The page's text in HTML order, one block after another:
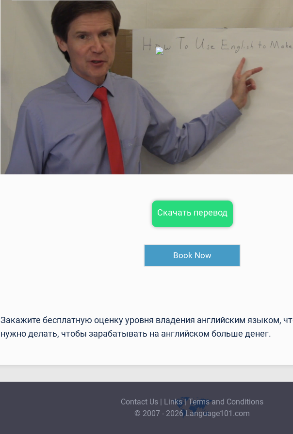
Скачать перевод
Book Now
Закажите бесплатную оценку уровня владения английским языком,
нужно делать, чтобы зарабатывать на английском больше денег.
Contact Us Links|Terms and Conditions
© 2007 - 2026 Language101.com